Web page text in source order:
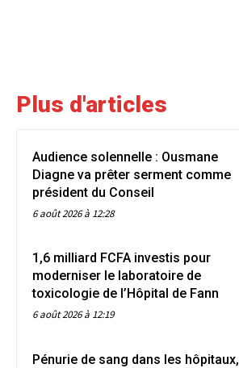
Plus d'articles
Audience solennelle : Ousmane
Diagne va prêter serment comme
président du Conseil
6 août 2026 à 12:28
1,6 milliard FCFA investis pour
moderniser le laboratoire de
toxicologie de l’Hôpital de Fann
6 août 2026 à 12:19
Pénurie de sang dans les hôpitaux,